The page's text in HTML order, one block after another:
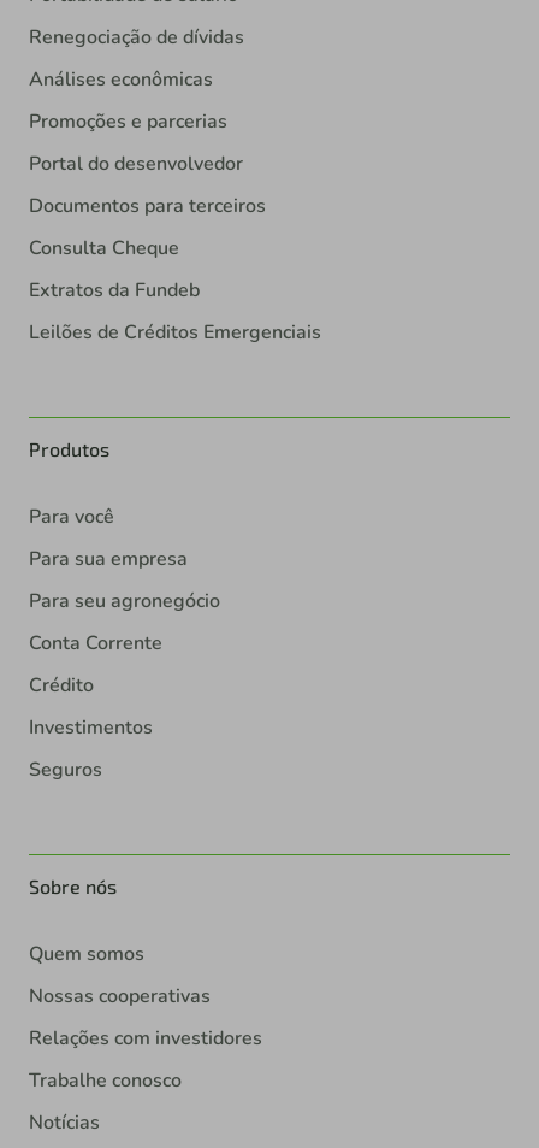
Renegociação de dívidas
Análises econômicas
Promoções e parcerias
Portal do desenvolvedor
Documentos para terceiros
Consulta Cheque
Extratos da Fundeb
Leilões de Créditos Emergenciais
Produtos
Para você
Para sua empresa
Para seu agronegócio
Conta Corrente
Crédito
Investimentos
Seguros
Sobre nós
Quem somos
Nossas cooperativas
Relações com investidores
Trabalhe conosco
Notícias